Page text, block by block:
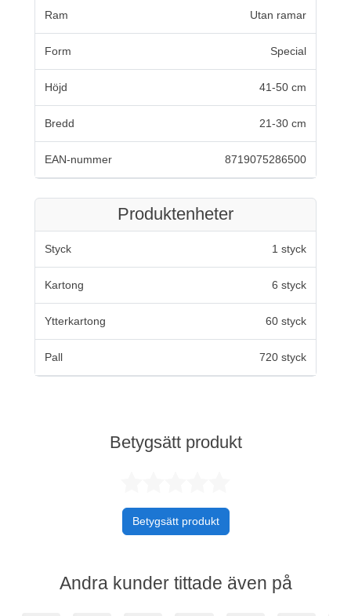
Ram Utan ramar
Form Special
Höjd 41-50 cm
Bredd 21-30 cm
EAN-nummer 8719075286500
Produktenheter
Styck 1 styck
Kartong 6 styck
Ytterkartong 60 styck
Pall 720 styck
Betygsätt produkt
Betygsätt produkt
Andra kunder tittade även på